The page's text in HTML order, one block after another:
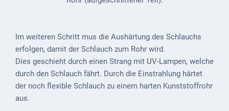
Unterkünfte
Ferienwohnungen
Wohnmobilstellplatz
Im weiteren Schritt mus die Aushärtung des Schlauchs
erfolgen, damit der Schlauch zum Rohr wird.
Dies geschieht durch einen Strang mit UV-Lampen, welche
durch den Schlauch fährt. Durch die Einstrahlung härtet
der noch flexible Schlauch zu einem harten Kunststoffrohr
aus.